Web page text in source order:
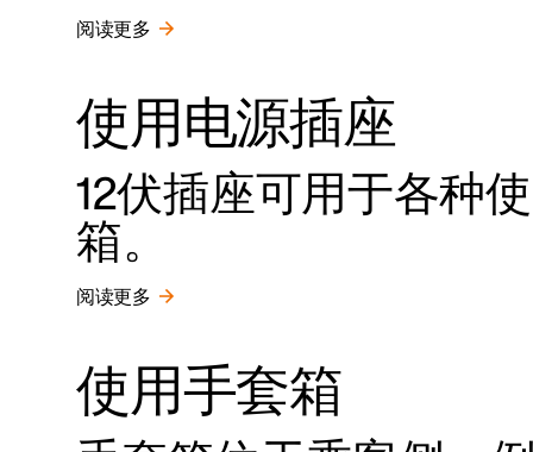
阅读更多
使用电源插座
12伏插座可用于各种
箱。
阅读更多
使用手套箱